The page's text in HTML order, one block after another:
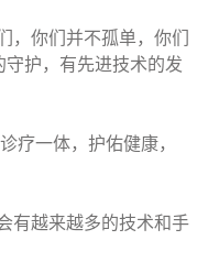
，你们并不孤单，你们
守护，有先进技术的发
疗一体，护佑健康，
有越来越多的技术和手